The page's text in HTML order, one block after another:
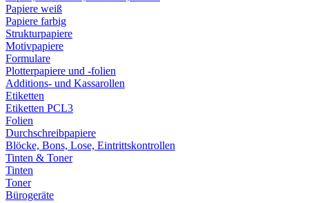
Papiere weiß
Papiere farbig
Strukturpapiere
Motivpapiere
Formulare
Plotterpapiere und -folien
Additions- und Kassarollen
Etiketten
Etiketten PCL3
Folien
Durchschreibpapiere
Blöcke, Bons, Lose, Eintrittskontrollen
Tinten & Toner
Tinten
Toner
Bürogeräte